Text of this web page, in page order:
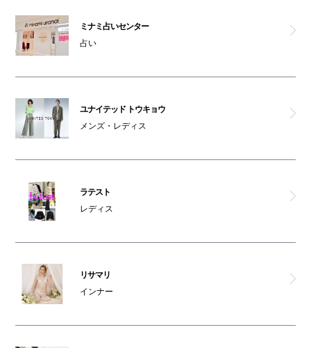
ミナミ占いセンター
占い
ユナイテッド トウキョウ
メンズ・レディス
ラテスト
レディス
リサマリ
インナー